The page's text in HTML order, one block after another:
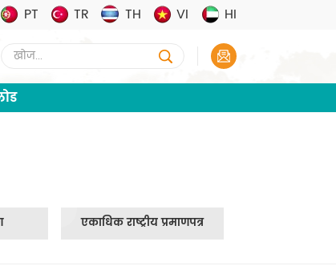
PT TR TH VI HI
एकाधिक राष्ट्रीय प्रमाणपत्र